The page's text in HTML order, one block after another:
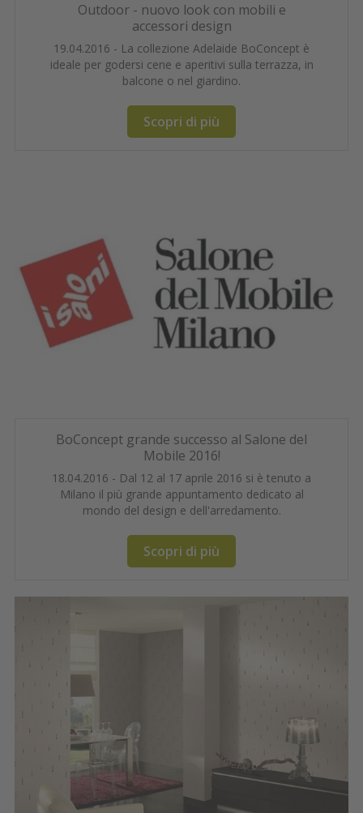
Outdoor - nuovo look con mobili e
accessori design
19.04.2016 - La collezione Adelaide BoConcept è
ideale per godersi cene e aperitivi sulla terrazza, in
balcone o nel giardino.
Scopri di più
BoConcept grande successo al Salone del
Mobile 2016!
18.04.2016 - Dal 12 al 17 aprile 2016 si è tenuto a
Milano il più grande appuntamento dedicato al
mondo del design e dell'arredamento.
Scopri di più